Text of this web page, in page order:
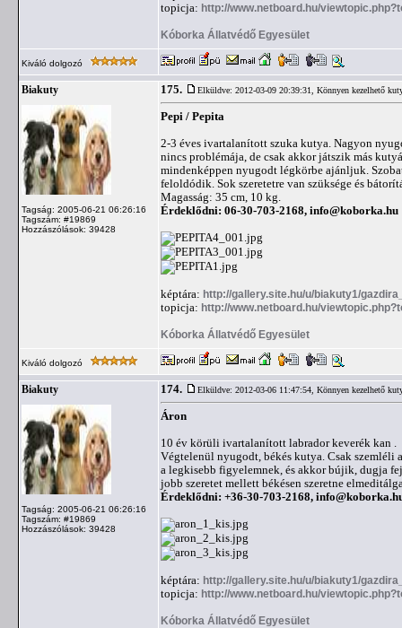
topicja: http://www.netboard.hu/
Kóborka Állatvédő Egyesület
Kiváló dolgozó
Biakuty
Tagság: 2005-06-21 06:26:16
Tagszám: #19869
Hozzászólások: 39428
175. Elküldve: 2012-03-09 20:39:31, Könnyen kezelhető
Pepi / Pepita
2-3 éves ivartalanított szuka kutya. Nagyon
nincs problémája, de csak akkor játszik más
mindenképpen nyugodt légkörbe ajánljuk.
feloldódik. Sok szeretetre van szüksége és
Magasság: 35 cm, 10 kg.
Érdeklődni: 06-30-703-2168, info@koborka.hu
képtára: http://gallery.site.hu/u/biakuty1/
topicja: http://www.netboard.hu/
Kóborka Állatvédő Egyesület
Kiváló dolgozó
Biakuty
Tagság: 2005-06-21 06:26:16
Tagszám: #19869
Hozzászólások: 39428
174. Elküldve: 2012-03-06 11:47:54, Könnyen kezelhető
Áron
10 év körüli ivartalanított labrador keverék kan .
Végtelenül nyugodt, békés kutya. Csak szemléli
a legkisebb figyelemnek, és akkor bújik, dugja
jobb szeretet mellett békésen szeretne
Érdeklődni: +36-30-703-2168,
képtára: http://gallery.site.hu/u/biakuty1/
topicja: http://www.netboard.hu/
Kóborka Állatvédő Egyesület